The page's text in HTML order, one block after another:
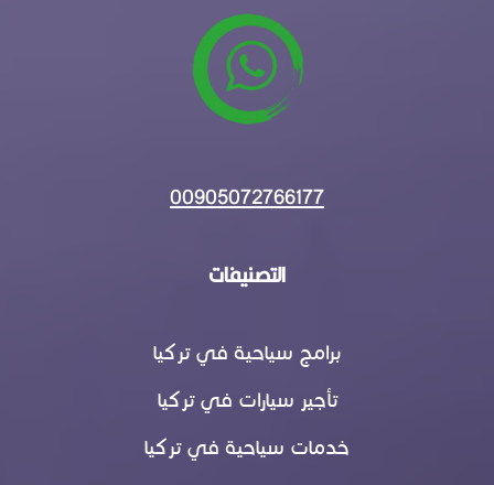
00905072766177
التصنيفات
برامج سياحية في تركيا
تأجير سيارات في تركيا
خدمات سياحية في تركيا